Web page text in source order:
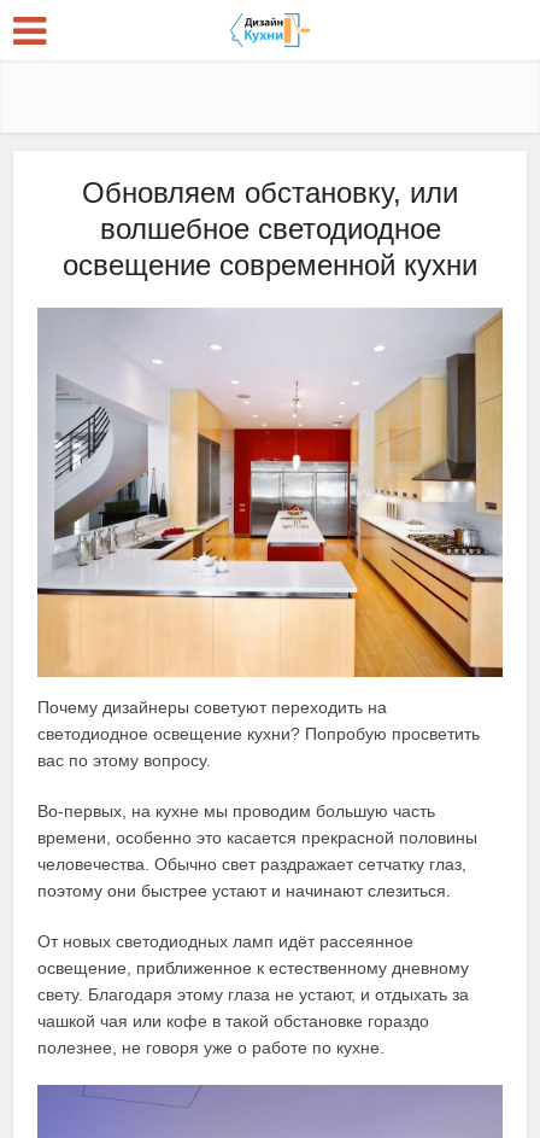
Обновляем обстановку, или
волшебное светодиодное
освещение современной кухни
Почему дизайнеры советуют переходить на
светодиодное освещение кухни? Попробую просветить
вас по этому вопросу.
Во-первых, на кухне мы проводим большую часть
времени, особенно это касается прекрасной половины
человечества. Обычно свет раздражает сетчатку глаз,
поэтому они быстрее устают и начинают слезиться.
От новых светодиодных ламп идёт рассеянное
освещение, приближенное к естественному дневному
свету. Благодаря этому глаза не устают, и отдыхать за
чашкой чая или кофе в такой обстановке гораздо
полезнее, не говоря уже о работе по кухне.